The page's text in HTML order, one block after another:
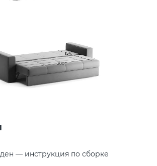
— инструкция по сборке